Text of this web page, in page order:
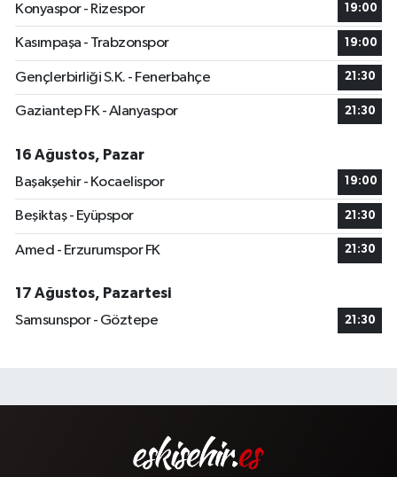
Konyaspor - Rizespor
19:00
Kasımpaşa - Trabzonspor 19:00
Gençlerbirliği S.K. - Fenerbahçe 21:30
Gaziantep FK - Alanyaspor 21:30
16 Ağustos, Pazar
Başakşehir - Kocaelispor
19:00
Beşiktaş - Eyüpspor 21:30
Amed - Erzurumspor FK 21:30
17 Ağustos, Pazartesi
Samsunspor - Göztepe
21:30